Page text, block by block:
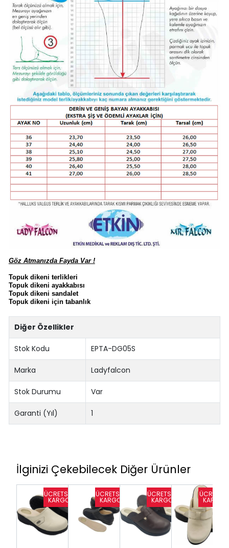
Göz Atmanızda Fayda Var !
Topuk dikeni terlikleri
Topuk dikeni ayakkabısı
Topuk dikeni sandalet
Topuk dikeni için tabanlık
Diğer Özellikler
Stok Kodu EPTA-DG05S
Marka Ladyfalcon
Stok Durumu Var
Garanti (Yıl) 1
İlginizi Çekebilecek Diğer Ürünler